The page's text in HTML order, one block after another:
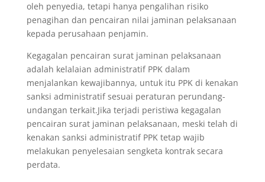
oleh penyedia, tetapi hanya pengalihan risiko
penagihan dan pencairan nilai jaminan pelaksanaan
kepada perusahaan penjamin.
Kegagalan pencairan surat jaminan pelaksanaan
adalah kelalaian administratif PPK dalam
menjalankan kewajibannya, untuk itu PPK di kenakan
sanksi administratif sesuai peraturan perundang-
undangan terkait.Jika terjadi peristiwa kegagalan
pencairan surat jaminan pelaksanaan, meski telah di
kenakan sanksi administratif PPK tetap wajib
melakukan penyelesaian sengketa kontrak secara
perdata.